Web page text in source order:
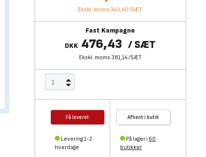
Ekskl. moms 343,40 /SÆT
Fast Kampagne
DKK 476,43 /SÆT
Ekskl. moms 381,14/SÆT
Få leveret
Levering 1-2
hverdage
Afhent i butik
På lager i 60
butikker